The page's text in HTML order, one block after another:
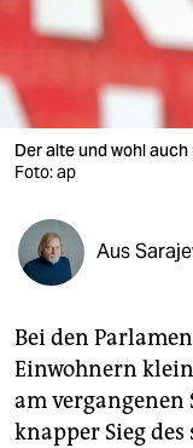
nord
verlag
verlag
veranstaltungen
shop
unterstützen
abo
Der alte und wohl
Foto: ap
Aus
Bei den
Einwohnern
am vergangenen
knapper Sieg des